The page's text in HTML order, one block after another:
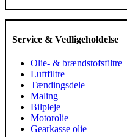
Service & Vedligeholdelse
Olie- & brændstofsfiltre
Luftfiltre
Tændingsdele
Maling
Bilpleje
Motorolie
Gearkasse olie